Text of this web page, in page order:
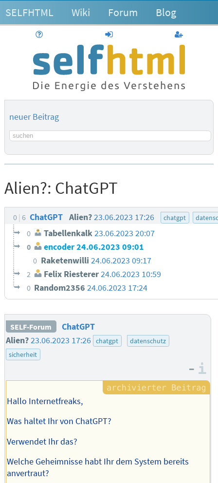
SELFHTML Wiki Forum Blog
anmelden
neuer Beitrag
Suchbegriff
Alien?: ChatGPT
0 6 ChatGPT Alien?23.06.2023 17:26 chatgpt
0 Tabellenkalk23.06.2023 20:07
0 encoder24.06.2023 09:01
0 Raketenwilli 24.06.2023 09:17
2 Felix Riesterer24.06.2023 10:59
0 Random235624.06.2023 17:24
SELF-Forum
ChatGPT
Alien?23.06.2023 17:26 chatgpt
datenschutz
sicherheit
–
Hallo Internetfreaks,
Was haltet Ihr von ChatGPT?
Verwendet Ihr das?
Welche Geheimnisse habt Ihr dem System bereits
anvertraut?